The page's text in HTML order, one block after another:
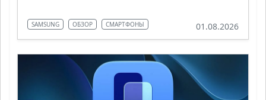
SAMSUNG ОБЗОР СМАРТФОНЫ 01.08.2026